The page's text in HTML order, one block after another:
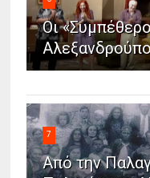
Οι
7
Από την